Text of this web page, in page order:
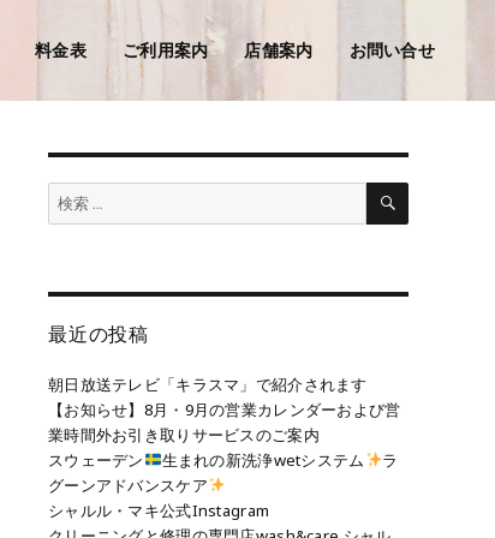
料金表 ご利用案内 店舗案内 お問い合せ
検
索:
検
最近の投稿
朝日放送テレビ「キラスマ」で紹介されます
【お知らせ】8月・9月の営業カレンダーおよび営
業時間外お引き取りサービスのご案内
スウェーデン
生まれの新洗浄wetシステム
ラ
グーンアドバンスケア
シャルル・マキ公式Instagram